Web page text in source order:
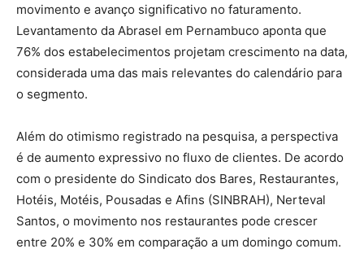
movimento e avanço significativo no faturamento.
Levantamento da Abrasel em Pernambuco aponta que
76% dos estabelecimentos projetam crescimento na data,
considerada uma das mais relevantes do calendário para
o segmento.
Além do otimismo registrado na pesquisa, a perspectiva
é de aumento expressivo no fluxo de clientes. De acordo
com o presidente do Sindicato dos Bares, Restaurantes,
Hotéis, Motéis, Pousadas e Afins (SINBRAH), Nerteval
Santos, o movimento nos restaurantes pode crescer
entre 20% e 30% em comparação a um domingo comum.